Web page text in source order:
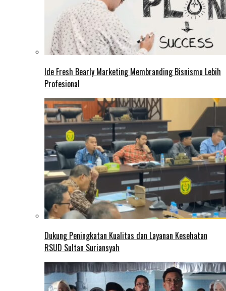
Ide Fresh Bearly Marketing Membranding Bisnismu Lebih
Profesional
Dukung Peningkatan Kualitas dan Layanan Kesehatan
RSUD Sultan Suriansyah